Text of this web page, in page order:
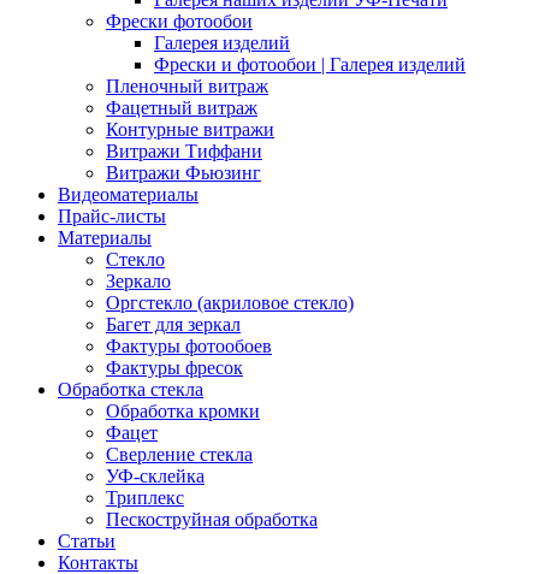
Фрески фотообои
Галерея изделий
Фрески и фотообои | Галерея изделий
Пленочный витраж
Фацетный витраж
Контурные витражи
Витражи Тиффани
Витражи Фьюзинг
Видеоматериалы
Прайс-листы
Материалы
Стекло
Зеркало
Оргстекло (акриловое стекло)
Багет для зеркал
Фактуры фотообоев
Фактуры фресок
Обработка стекла
Обработка кромки
Фацет
Сверление стекла
УФ-склейка
Триплекс
Пескоструйная обработка
Статьи
Контакты